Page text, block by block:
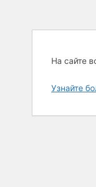
На сайте
Узнайте